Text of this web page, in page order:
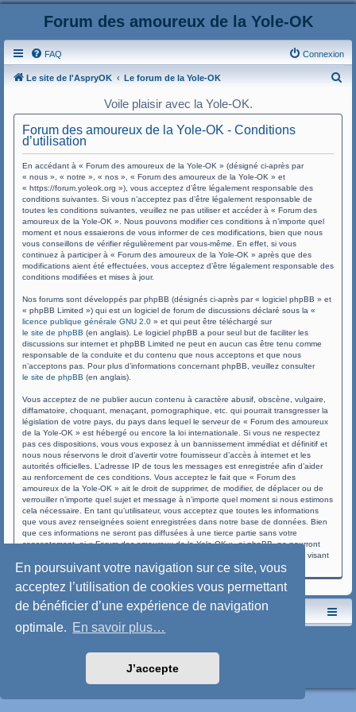
En poursuivant votre navigation sur ce site, vous
acceptez l’utilisation de cookies vous permettant
de bénéficier d’une expérience de navigation
optimale. En savoir plus…
J’accepte
Forum des amoureux de la Yole-OK
FAQ Connexion
Le site de l'AspryOK Le forum de la Yole-OK
Voile plaisir avec la Yole-OK.
Forum des amoureux de la Yole-OK - Conditions
d’utilisation
En accédant à « Forum des amoureux de la Yole-OK » (désigné ci-après par
« nous », « notre », « nos », « Forum des amoureux de la Yole-OK » et
« https://forum.yoleok.org »), vous acceptez d’être légalement responsable des
conditions suivantes. Si vous n’acceptez pas d’être légalement responsable de
toutes les conditions suivantes, veuillez ne pas utiliser et accéder à « Forum des
amoureux de la Yole-OK ». Nous pouvons modifier ces conditions à n’importe quel
moment et nous essaierons de vous informer de ces modifications, bien que nous
vous conseillons de vérifier régulièrement par vous-même. En effet, si vous
continuez à participer à « Forum des amoureux de la Yole-OK » après que des
modifications aient été effectuées, vous acceptez d’être légalement responsable des
conditions modifiées et mises à jour.
Nos forums sont développés par phpBB (désignés ci-après par « logiciel phpBB » et
« phpBB Limited ») qui est un logiciel de forum de discussions déclaré sous la «
licence publique générale GNU 2.0 » et qui peut être téléchargé sur
le site de phpBB (en anglais). Le logiciel phpBB a pour seul but de faciliter les
discussions sur internet et phpBB Limited ne peut en aucun cas être tenu comme
responsable de la conduite et du contenu que nous acceptons et que nous
n’acceptons pas. Pour plus d’informations concernant phpBB, veuillez consulter
le site de phpBB (en anglais).
Vous acceptez de ne publier aucun contenu à caractère abusif, obscène, vulgaire,
diffamatoire, choquant, menaçant, pornographique, etc. qui pourrait transgresser la
législation de votre pays, du pays dans lequel le serveur de « Forum des amoureux
de la Yole-OK » est hébergé ou encore la loi internationale. Si vous ne respectez
pas ces dispositions, vous vous exposez à un bannissement immédiat et définitif et
nous nous réservons le droit d’avertir votre fournisseur d’accès à internet et les
autorités officielles. L’adresse IP de tous les messages est enregistrée afin d’aider
au renforcement de ces conditions. Vous acceptez le fait que « Forum des
amoureux de la Yole-OK » ait le droit de supprimer, de modifier, de déplacer ou de
verrouiller n’importe quel sujet et message à n’importe quel moment si nous estimons
cela nécessaire. En tant qu’utilisateur, vous acceptez que toutes les informations
que vous avez renseignées soient enregistrées dans notre base de données. Bien
que ces informations ne seront pas diffusées à une tierce partie sans votre
consentement, ni « Forum des amoureux de la Yole-OK », ni phpBB, ne pourront
être tenus comme responsables en cas de tentative de piratage informatique visant
à compromettre vos données.
Le site de l'AspryOK Le forum de la Yole-OK
Développé parphpBB® Forum Software © phpBB Limited
Confidentialité